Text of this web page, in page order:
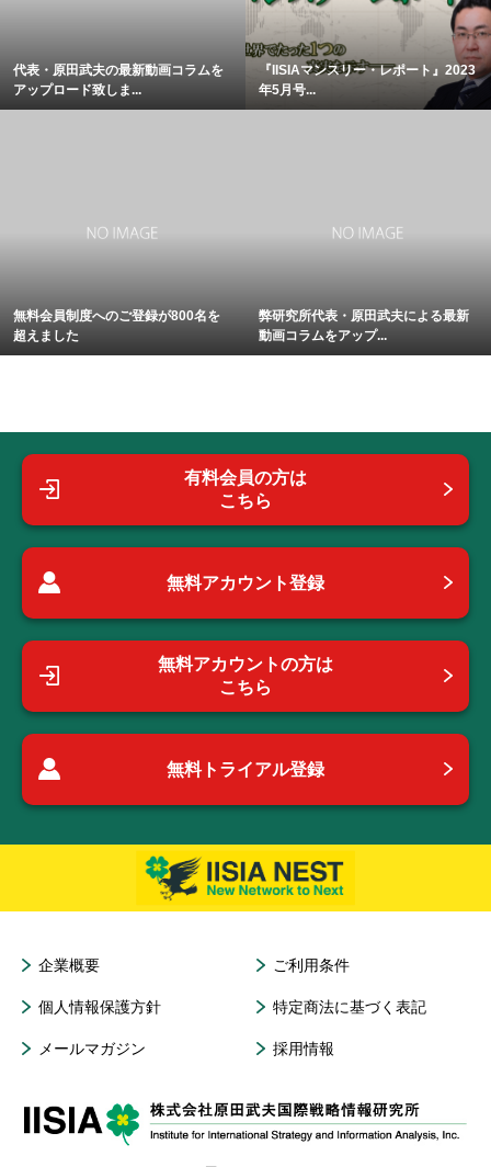
代表・原田武夫の最新動画コラムを
アップロード致しま...
『IISIAマンスリー・レポート』2023
年5月号...
無料会員制度へのご登録が800名を
超えました
弊研究所代表・原田武夫による最新
動画コラムをアップ...
有料会員の方は
こちら
無料アカウント登録
無料アカウントの方は
こちら
無料トライアル登録
企業概要 ご利用条件
個人情報保護方針 特定商法に基づく表記
メールマガジン 採用情報